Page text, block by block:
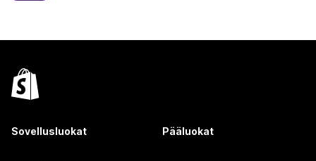
Sovellusluokat Pääluokat